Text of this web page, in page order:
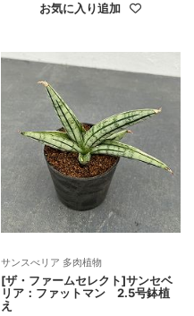
お気に入り追加
サンスべリア 多肉植物
[ザ・ファームセレクト]サンセベ
リア：ファットマン 2.5号鉢植
え